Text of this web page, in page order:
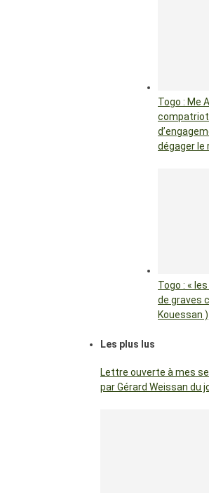
Togo : Me
dégager le
Togo : «
de graves
Kouessan )
Les plus lus
Lettre ouverte à mes
par Gérard Weissan du